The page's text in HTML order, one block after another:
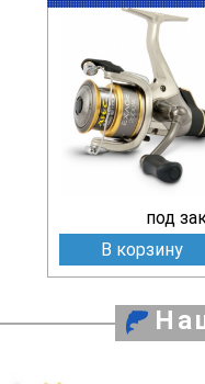
под
В корзину